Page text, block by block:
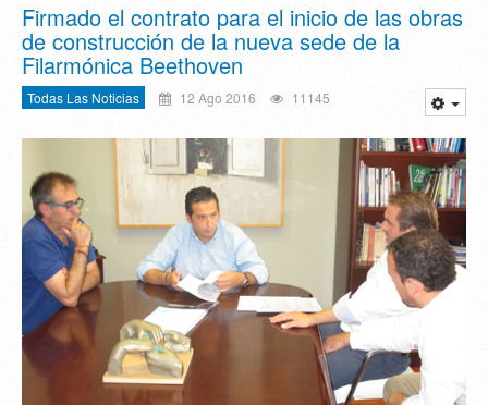
Firmado el contrato para el inicio de las obras
de construcción de la nueva sede de la
Filarmónica Beethoven
Todas Las Noticias 12 Ago 2016 11145